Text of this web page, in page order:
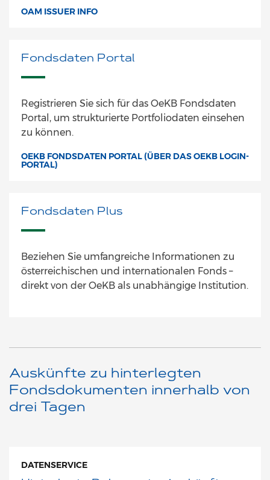
OAM ISSUER INFO
Fondsdaten Portal
Registrieren Sie sich für das OeKB Fondsdaten
Portal, um strukturierte Portfoliodaten einsehen
zu können.
OEKB FONDSDATEN PORTAL (ÜBER DAS OEKB LOGIN-
PORTAL)
Fondsdaten Plus
Beziehen Sie umfangreiche Informationen zu
österreichischen und internationalen Fonds –
direkt von der OeKB als unabhängige Institution.
Auskünfte zu hinterlegten
Fondsdokumenten innerhalb von
drei Tagen
DATENSERVICE